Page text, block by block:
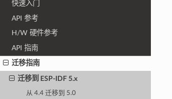
快速入门
API 参考
H/W 硬件参考
API 指南
迁移指南
迁移到 ESP-IDF 5.x
从 4.4 迁移到 5.0